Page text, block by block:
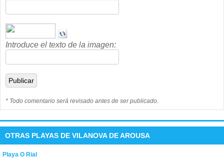
Introduce el texto de la imagen:
* Todo comentario será revisado antes de ser publicado.
OTRAS PLAYAS DE VILANOVA DE AROUSA
Playa O Rial